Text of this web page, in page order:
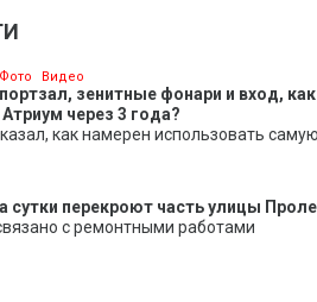
Фото Видео
зенитные фонари и вход,
через 3 года?
как намерен использовать
сутки перекроют часть улицы
с ремонтными работами